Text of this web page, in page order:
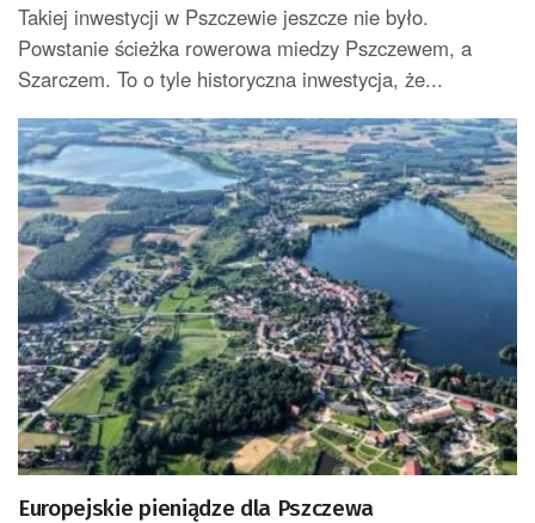
Takiej inwestycji w Pszczewie jeszcze nie było.
Powstanie ścieżka rowerowa miedzy Pszczewem, a
Szarczem. To o tyle historyczna inwestycja, że...
Europejskie pieniądze dla Pszczewa